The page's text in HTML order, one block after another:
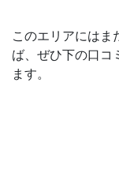
このエリアには
ば、ぜひ下の口コ
ます。